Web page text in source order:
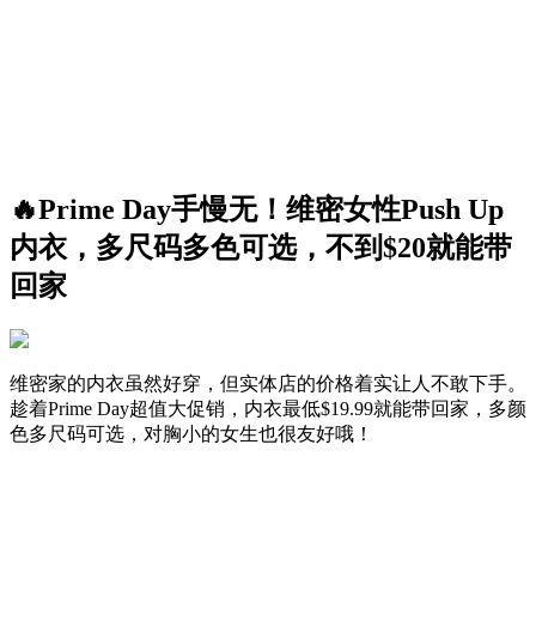
🔥Prime Day手慢无！维密女性Push Up
内衣，多尺码多色可选，不到$20就能带
回家
维密家的内衣虽然好穿，但实体店的价格着实让人不敢下手。
趁着Prime Day超值大促销，内衣最低$19.99就能带回家，多颜
色多尺码可选，对胸小的女生也很友好哦！